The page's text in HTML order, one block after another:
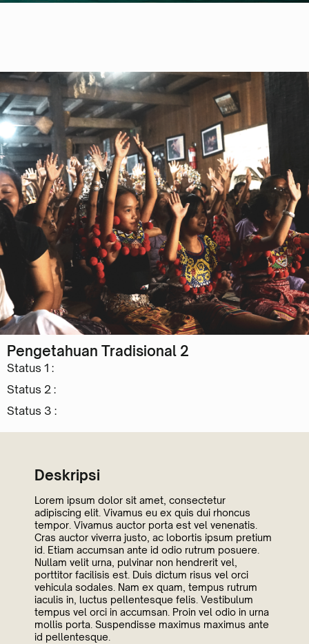
Pengetahuan Tradisional 2
Status 1 :
Status 2 :
Status 3 :
Deskripsi
Lorem ipsum dolor sit amet, consectetur
adipiscing elit. Vivamus eu ex quis dui rhoncus
tempor. Vivamus auctor porta est vel venenatis.
Cras auctor viverra justo, ac lobortis ipsum pretium
id. Etiam accumsan ante id odio rutrum posuere.
Nullam velit urna, pulvinar non hendrerit vel,
porttitor facilisis est. Duis dictum risus vel orci
vehicula sodales. Nam ex quam, tempus rutrum
iaculis in, luctus pellentesque felis. Vestibulum
tempus vel orci in accumsan. Proin vel odio in urna
mollis porta. Suspendisse maximus maximus ante
id pellentesque.